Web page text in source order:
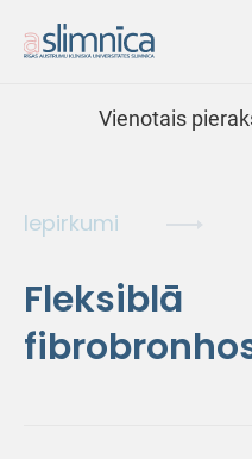
Vienotais
Iepirkumi
Fleksiblā